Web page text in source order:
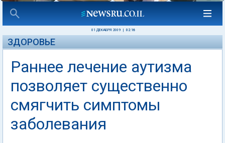
01 ДЕКАБРЯ 2009 02:16
ЗДОРОВЬЕ
Раннее лечение аутизма
позволяет существенно
смягчить симптомы
заболевания